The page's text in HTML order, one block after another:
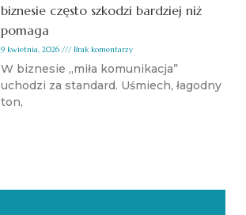
biznesie często szkodzi bardziej niż
pomaga
9 kwietnia, 2026 Brak komentarzy
W biznesie „miła komunikacja”
uchodzi za standard. Uśmiech, łagodny
ton,